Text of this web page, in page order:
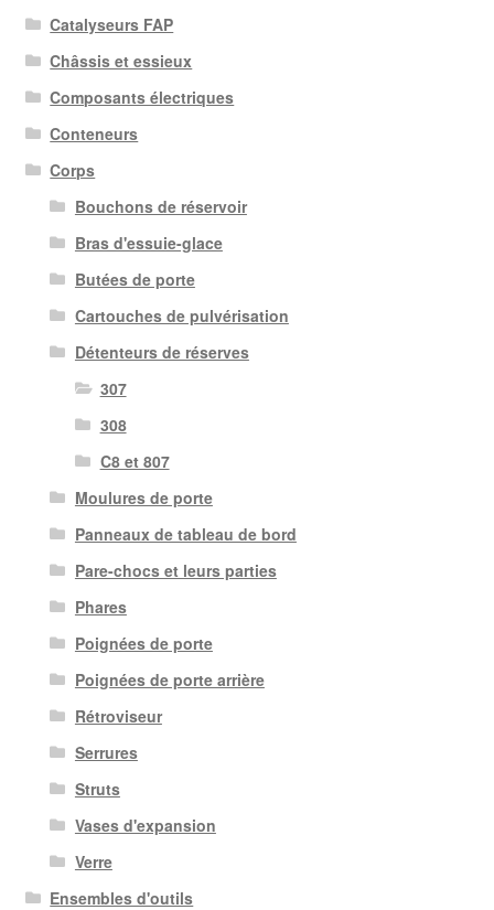
Catalyseurs FAP
Châssis et essieux
Composants électriques
Conteneurs
Corps
Bouchons de réservoir
Bras d'essuie-glace
Butées de porte
Cartouches de pulvérisation
Détenteurs de réserves
307
308
C8 et 807
Moulures de porte
Panneaux de tableau de bord
Pare-chocs et leurs parties
Phares
Poignées de porte
Poignées de porte arrière
Rétroviseur
Serrures
Struts
Vases d'expansion
Verre
Ensembles d'outils